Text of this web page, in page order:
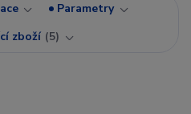
Parametry
zboží 5